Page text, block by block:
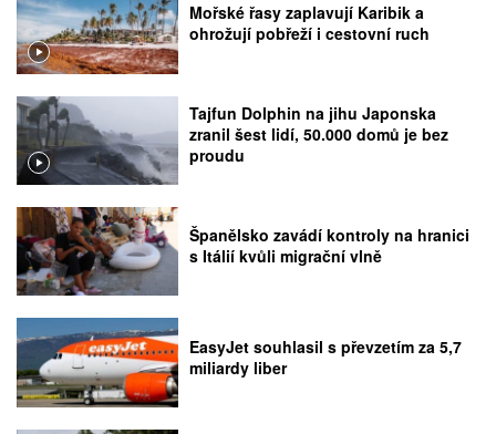
Mořské řasy zaplavují Karibik a
ohrožují pobřeží i cestovní ruch
Tajfun Dolphin na jihu Japonska
zranil šest lidí, 50.000 domů je bez
proudu
Španělsko zavádí kontroly na hranici
s Itálií kvůli migrační vlně
EasyJet souhlasil s převzetím za 5,7
miliardy liber